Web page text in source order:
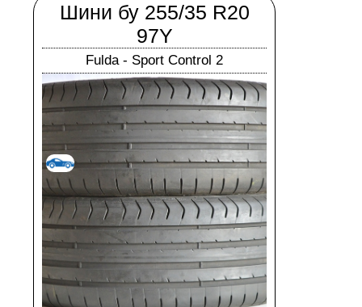
Шини бу 255/35 R20
97Y
Fulda - Sport Control 2